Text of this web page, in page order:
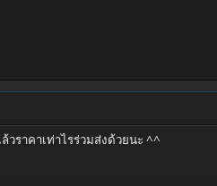
ราคาเท่าไรร่วมส่งด้วยนะ ^^